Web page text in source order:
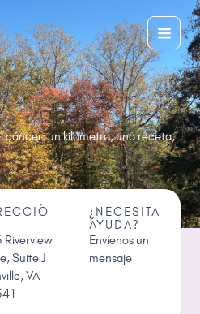
cáncer: un kilómetro, una receta,
Riverview
Suite J
VA
¿NECESITA
AYUDA?
Envíenos un
mensaje